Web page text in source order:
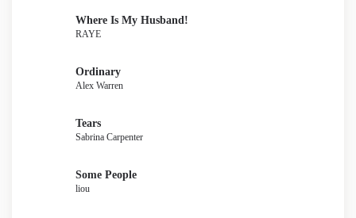
Where Is My Husband!
RAYE
Ordinary
Alex Warren
Tears
Sabrina Carpenter
Some People
liou